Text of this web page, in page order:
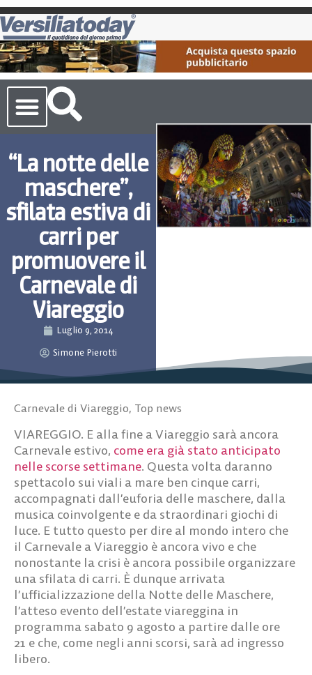
“La notte delle
maschere”,
sfilata estiva di
carri per
promuovere il
Carnevale di
Viareggio
Luglio 9, 2014
Simone Pierotti
Carnevale di Viareggio, Top news
VIAREGGIO. E alla fine a Viareggio sarà ancora
Carnevale estivo, come era già stato anticipato
nelle scorse settimane. Questa volta daranno
spettacolo sui viali a mare ben cinque carri,
accompagnati dall’euforia delle maschere, dalla
musica coinvolgente e da straordinari giochi di
luce. E tutto questo per dire al mondo intero che
il Carnevale a Viareggio è ancora vivo e che
nonostante la crisi è ancora possibile organizzare
una sfilata di carri. È dunque arrivata
l’ufficializzazione della Notte delle Maschere,
l’atteso evento dell’estate viareggina in
programma sabato 9 agosto a partire dalle ore
21 e che, come negli anni scorsi, sarà ad ingresso
libero.